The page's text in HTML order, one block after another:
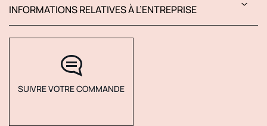
INFORMATIONS RELATIVES À L’ENTREPRISE
SUIVRE VOTRE COMMANDE